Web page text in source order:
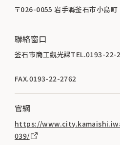
〒026-0055 岩手縣釜石市小島町
聯絡窗口
釜石市商工觀光課TEL.0193-22-
FAX.0193-22-2762
官網
https://
039/